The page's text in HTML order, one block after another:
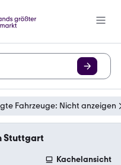
Fahrzeuge: Nicht anzeigen
Stuttgart
Kachelansicht